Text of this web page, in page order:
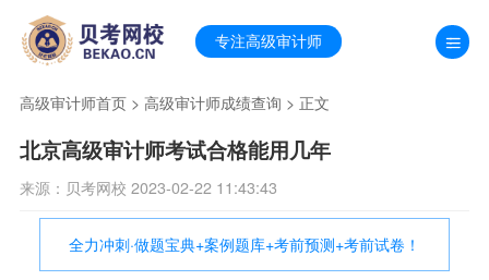
专注高级审计师
高级审计师首页> 高级审计师成绩查询 > 正文
北京高级审计师考试合格能用几年
来源：贝考网校 2023-02-22 11:43:43
全力冲刺·做题宝典+案例题库+考前预测+考前试卷！